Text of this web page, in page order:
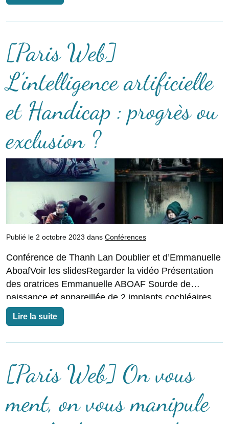
[Paris Web]
L’intelligence artificielle
et Handicap : progrès ou
exclusion ?
Publié le 2 octobre 2023 dans Conférences
Conférence de Thanh Lan Doublier et d’Emmanuelle
AboafVoir les slidesRegarder la vidéo Présentation
des oratrices Emmanuelle ABOAF Sourde de
naissance et appareillée de 2 implants cochléaires
Développeuse Fullstack depuis 10
Lire la suite
[Paris Web] On vous
ment, on vous manipule